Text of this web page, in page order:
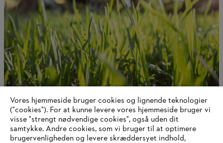
Om STIHL
Vores hjemmeside bruger cookies og lignende teknologier
("cookies"). For at kunne levere vores hjemmeside bruger vi
visse "strengt nødvendige cookies", også uden dit
samtykke. Andre cookies, som vi bruger til at optimere
brugervenligheden og levere skræddersyet indhold,